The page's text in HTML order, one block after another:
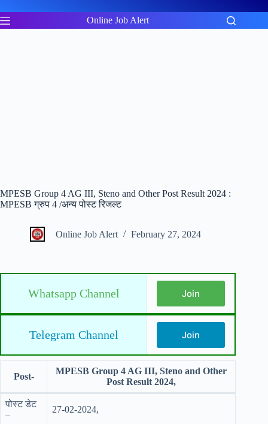
to
content
Online Job Alert
MPESB Group 4 AG III, Steno and Other Post Result 2024 :
MPESB ग्रुप 4 /अन्य पोस्ट रिजल्ट
Online Job Alert February 27, 2024
Whatsapp Channel Join
Telegram Channel Join
Post-
MPESB Group 4 AG III, Steno and Other
Post Result 2024,
पोस्ट डेट
–
27-02-2024,